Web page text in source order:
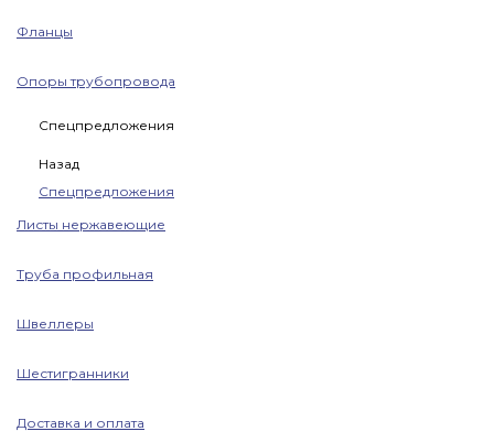
Фланцы
Опоры трубопровода
Спецпредложения
Назад
Спецпредложения
Листы нержавеющие
Труба профильная
Швеллеры
Шестигранники
Доставка и оплата